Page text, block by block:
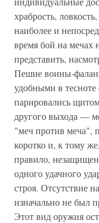
храбрость,
наиболее и
время бой на мечах
представить,
Пешие воины-
удобными в
парировались
другого выхода —
"меч против меча",
коротко и, к тому
правило,
одного удачного
строя. Отсутствие
изначально не был
Этот вид оружия